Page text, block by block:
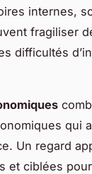
internes,
fragiliser
difficultés
qui
Un regard
et ciblées